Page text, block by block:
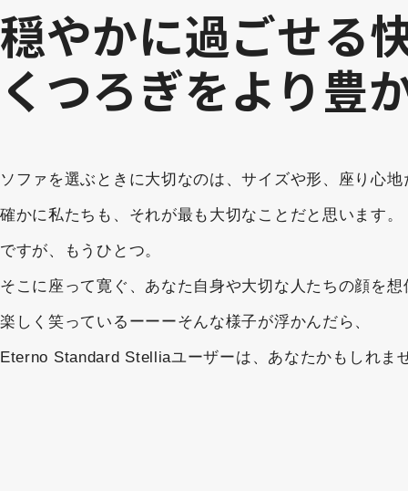
穏やかに過ごせる
くつろぎをより豊
ソファを選ぶときに大切なのは、サイズや形、座り心
確かに私たちも、それが最も大切なことだと思います。
ですが、もうひとつ。
そこに座って寛ぐ、あなた自身や大切な人たちの顔を
楽しく笑っているーーーそんな様子が浮かんだら、
Eterno Standard Stelliaユーザーは、あなたかもしれま